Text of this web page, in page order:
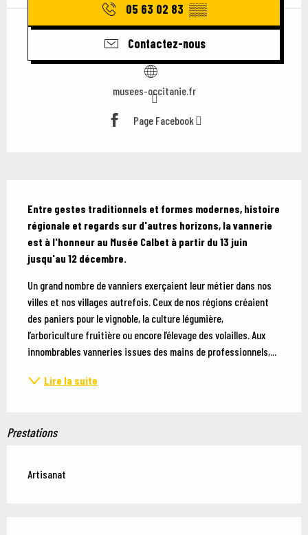
05 63 02 83 ▒▒
Contactez-nous
musees-occitanie.fr
Page Facebook
Entre gestes traditionnels et formes modernes, histoire
régionale et regards sur d'autres horizons, la vannerie
est à l'honneur au Musée Calbet à partir du 13 juin
jusqu'au 12 décembre.
Un grand nombre de vanniers exerçaient leur métier dans nos
villes et nos villages autrefois. Ceux de nos régions créaient
des paniers pour le vignoble, la culture légumière,
l’arboriculture fruitière ou encore l’élevage des volailles. Aux
innombrables vanneries issues des mains de professionnels,...
Lire la suite
Prestations
Artisanat